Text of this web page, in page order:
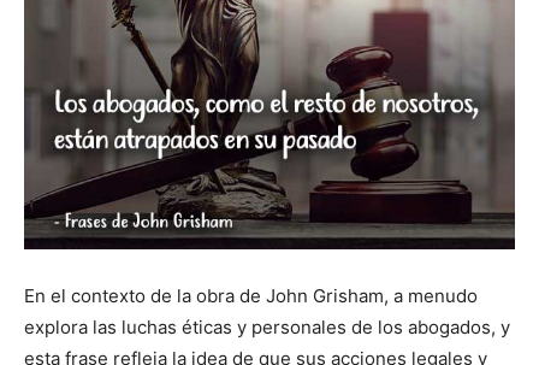
En el contexto de la obra de John Grisham, a menudo
explora las luchas éticas y personales de los abogados, y
esta frase refleja la idea de que sus acciones legales y